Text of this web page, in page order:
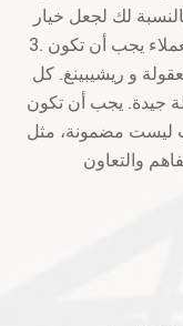
3. رسوم الشحن والمناولة غير مستردة والعملاء يجب أن تكون
و ريشيبينغ. كل
جيدة. يجب أن تكون
ليست مضمونة، مثل